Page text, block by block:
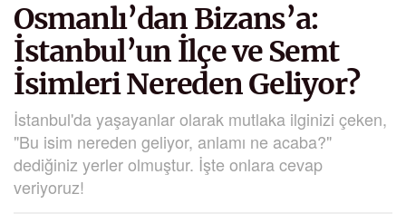
Osmanlı’dan Bizans’a:
İstanbul’un İlçe ve Semt
İsimleri Nereden Geliyor?
İstanbul'da yaşayanlar olarak mutlaka ilginizi çeken,
"Bu isim nereden geliyor, anlamı ne acaba?"
dediğiniz yerler olmuştur. İşte onlara cevap
veriyoruz!